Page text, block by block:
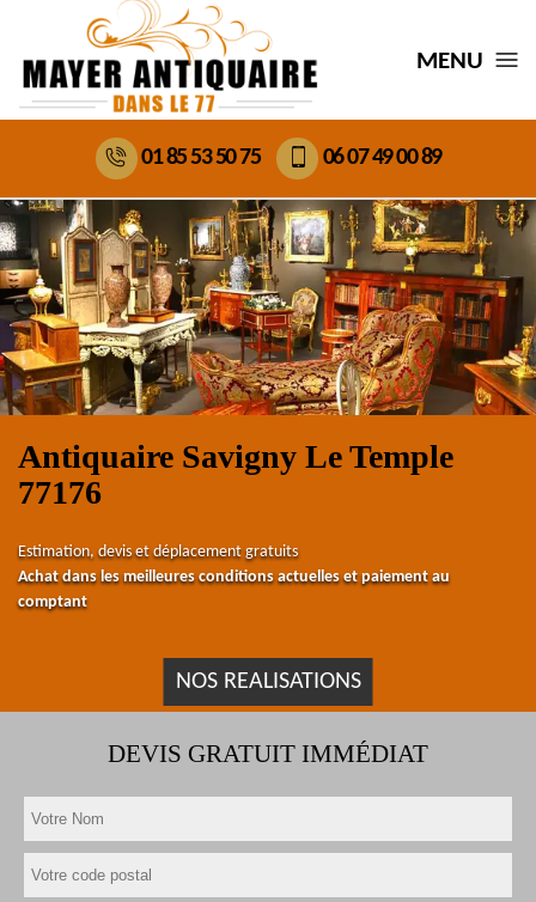
MENU
01 85 53 50 75 06 07 49 00 89
Antiquaire Savigny Le Temple
77176
Estimation, devis et déplacement gratuits
Achat dans les meilleures conditions actuelles et paiement au
comptant
NOS REALISATIONS
DEVIS GRATUIT IMMÉDIAT